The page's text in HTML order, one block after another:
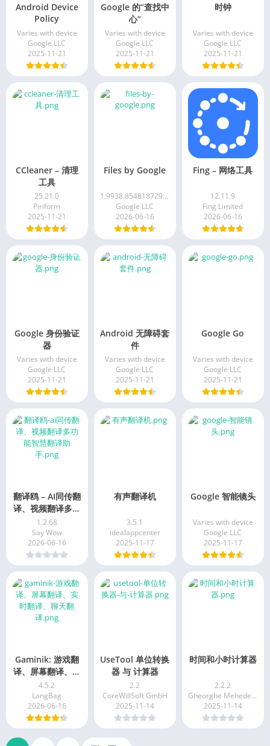
Android Device
Policy
Varies with device
Google LLC
2025-11-21
Google 的“查找中
心”
Varies with device
Google LLC
2025-11-21
时钟
Varies with device
Google LLC
2025-11-21
CCleaner – 清理
工具
25.21.0
Piriform
2025-11-21
Files by Google
1.9938.854818729.0-release
Google LLC
2026-06-16
Fing – 网络工具
12.11.9
Fing Limited
2026-06-16
Google 身份验证
器
Varies with device
Google LLC
2025-11-21
Android 无障碍套
件
Varies with device
Google LLC
2025-11-21
Google Go
Varies with device
Google LLC
2025-11-21
翻译鸥 – AI同传翻
译、视频翻译多功
能智慧翻译助手
1.2.68
Say Wow
2026-06-16
有声翻译机
3.5.1
idealappcenter
2025-11-17
Google 智能镜头
Varies with device
Google LLC
2025-11-17
Gaminik: 游戏翻
译、屏幕翻译、实
时翻译、聊天翻译
4.5.2
LangBag
2026-06-16
UseTool 单位转换
器 与 计算器
2.2
CoreWillSoft GmbH
2025-11-14
时间和小时计算器
2.2.2
Gheorghe Mehedeniuc
2025-11-14